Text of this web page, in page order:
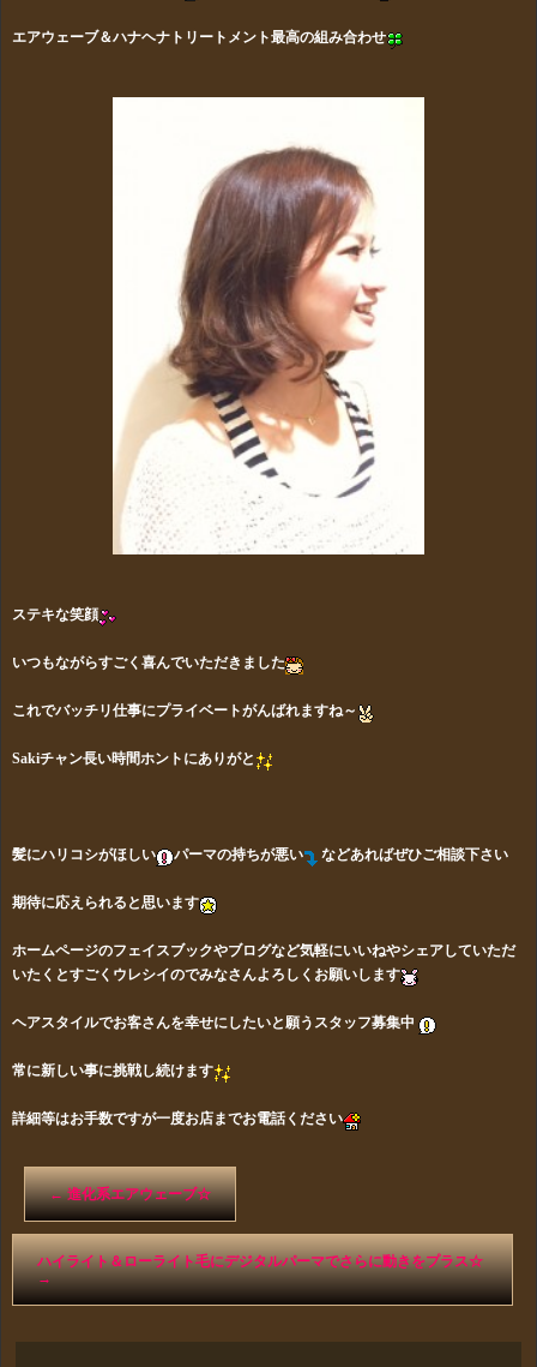
エアウェーブ＆ハナヘナトリートメント最高の組み合わせ
ステキな笑顔
いつもながらすごく喜んでいただきました
これでバッチリ仕事にプライベートがんばれますね～
Sakiチャン長い時間ホントにありがと
髪にハリコシがほしい パーマの持ちが悪い などあればぜひご相談下さい
期待に応えられると思います
ホームページのフェイスブックやブログなど気軽にいいねやシェアしていただ
いたくとすごくウレシイのでみなさんよろしくお願いします
ヘアスタイルでお客さんを幸せにしたいと願うスタッフ募集中
常に新しい事に挑戦し続けます
詳細等はお手数ですが一度お店までお電話ください
←進化系エアウェーブ☆
ハイライト＆ローライト毛にデジタルパーマでさらに動きをプラス☆
→